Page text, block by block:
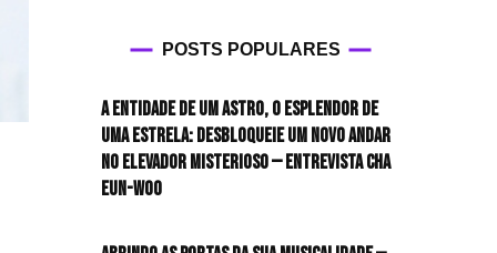
Panfletando
POSTS POPULARES
A entidade de um astro, o esplendor de
uma estrela: desbloqueie um novo andar
no elevador misterioso — Entrevista CHA
EUN-WOO